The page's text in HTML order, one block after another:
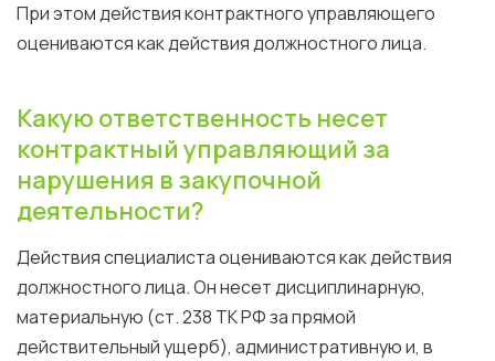
При этом действия контрактного управляющего
оцениваются как действия должностного лица.
Какую ответственность несет
контрактный управляющий за
нарушения в закупочной
деятельности?
Действия специалиста оцениваются как действия
должностного лица. Он несет дисциплинарную,
материальную (ст. 238 ТК РФ за прямой
действительный ущерб), административную и, в